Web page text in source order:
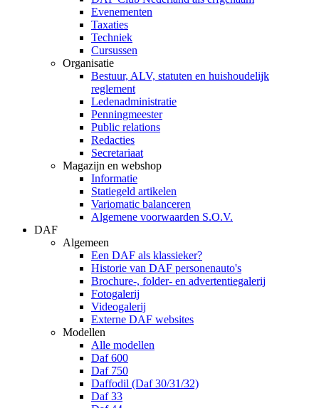
Evenementen
Taxaties
Techniek
Cursussen
Organisatie
Bestuur, ALV, statuten en huishoudelijk
reglement
Ledenadministratie
Penningmeester
Public relations
Redacties
Secretariaat
Magazijn en webshop
Informatie
Statiegeld artikelen
Variomatic balanceren
Algemene voorwaarden S.O.V.
DAF
Algemeen
Een DAF als klassieker?
Historie van DAF personenauto's
Brochure-, folder- en advertentiegalerij
Fotogalerij
Videogalerij
Externe DAF websites
Modellen
Alle modellen
Daf 600
Daf 750
Daffodil (Daf 30/31/32)
Daf 33